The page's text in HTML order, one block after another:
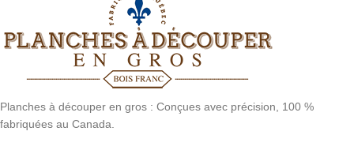
Planches à découper en gros : Conçues avec précision, 100 %
fabriquées au Canada.